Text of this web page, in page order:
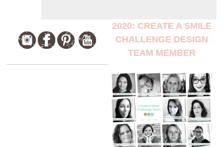
2020: CREATE A SMILE
CHALLENGE DESIGN
TEAM MEMBER